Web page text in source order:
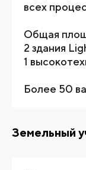
всех
Общая
2 здания
1
Более 50
Земельный